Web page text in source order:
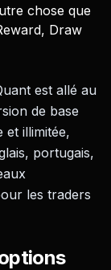
chose que
Draw
est allé au
de base
et illimitée,
portugais,
les traders